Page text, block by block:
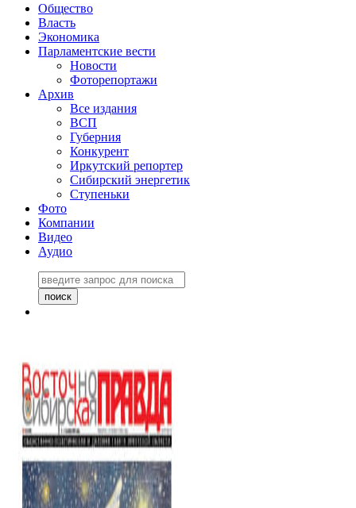
Общество
Власть
Экономика
Парламентские вести
Новости
Фоторепортажи
Архив
Все издания
ВСП
Губерния
Конкурент
Иркутский репортер
Сибирский энергетик
Ступеньки
Фото
Компании
Видео
Аудио